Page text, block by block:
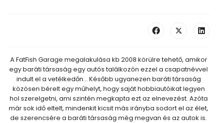
A FatFish Garage megalakulása kb 2008 körülre tehető, amikor
egy baráti társaság egy autós találkozón ezzel a csapatnévvel
indult el a vetélkedőn... Később ugyanezen baráti társaság
közösen bérelt egy műhelyt, hogy saját hobbiautóikat legyen
hol szerelgetni, ami szintén megkapta ezt az elnevezést. Azóta
már sok idő eltelt, mindenkit kicsit más irányba sodort el az élet,
de szerencsére a baráti társaság még megvan és az autok is.